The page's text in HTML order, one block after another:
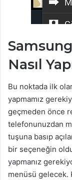
Nasıl
Bu noktada ilk
yapmamız
geçmeden önce
telefonunuzdan
tuşuna basıp
bir seçeneğin
yapmanız
menüsü gelecek.